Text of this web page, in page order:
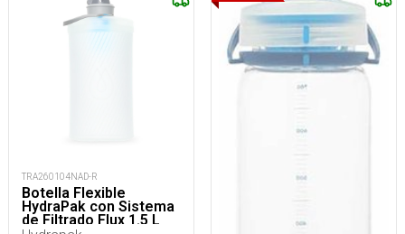
TRA260104NAD-R
Botella Flexible
HydraPak con Sistema
de Filtrado Flux 1.5 L